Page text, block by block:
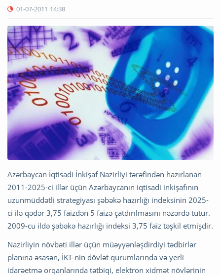
01-07-2011 14:38
Azərbaycan İqtisadi İnkişaf Nazirliyi tərəfindən hazırlanan
2011-2025-ci illər üçün Azərbaycanın iqtisadi inkişafının
uzunmüddətli strategiyası şəbəkə hazırlığı indeksinin 2025-
ci ilə qədər 3,75 faizdən 5 faizə çatdırılmasını nəzərdə tutur.
2009-cu ildə şəbəkə hazırlığı indeksi 3,75 faiz təşkil etmişdir.
Nazirliyin növbəti illər üçün müəyyənləşdirdiyi tədbirlər
planına əsasən, İKT-nin dövlət qurumlarında və yerli
idarəetmə orqanlarında tətbiqi, elektron xidmət növlərinin